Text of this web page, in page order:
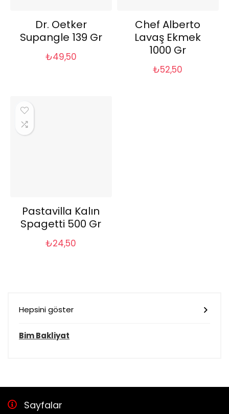
Dr. Oetker
Supangle 139 Gr
₺49,50
Chef Alberto
Lavaş Ekmek
1000 Gr
₺52,50
Pastavilla Kalın
Spagetti 500 Gr
₺24,50
Hepsini göster
Bim Bakliyat
Sayfalar